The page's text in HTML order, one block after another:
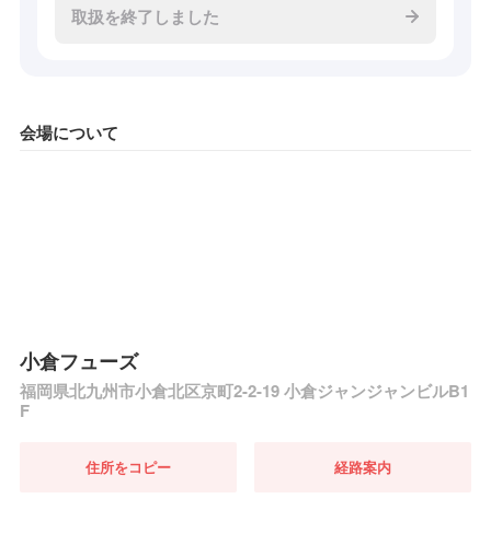
取扱を終了しました
会場について
小倉フューズ
福岡県北九州市小倉北区京町2-2-19 小倉ジャンジャンビルB1
F
住所をコピー 経路案内